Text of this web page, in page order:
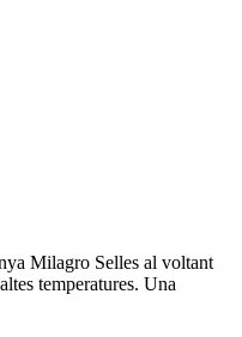
Milagro Selles al voltant
temperatures. Una